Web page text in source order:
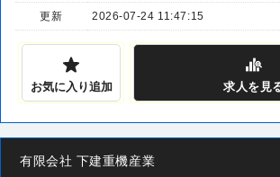
更新 2026-07-24 11:47:15
お気に入り追加 求人 を見
有限会社 下建重機産業